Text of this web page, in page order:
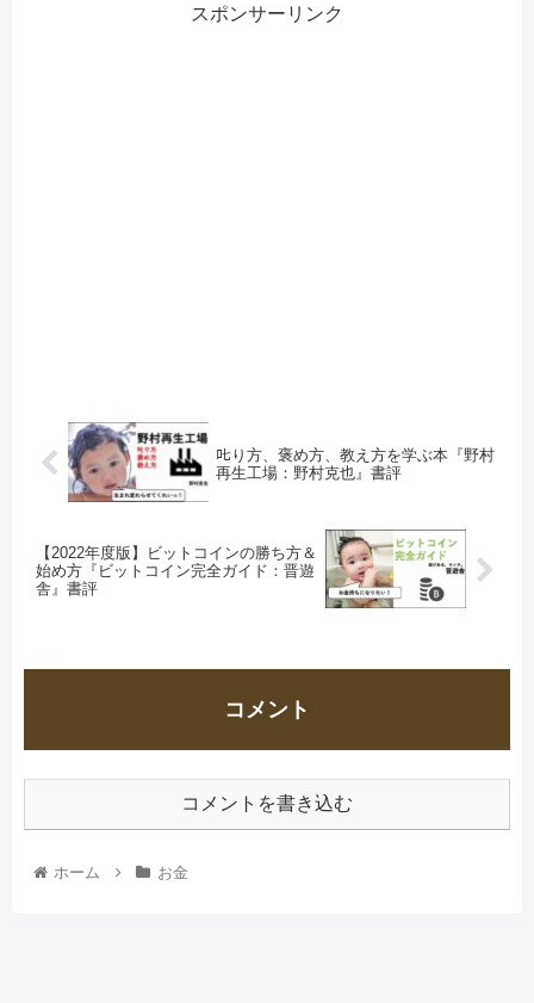
スポンサーリンク
𠮟り方、褒め方、教え方を学ぶ本『野村
再生工場：野村克也』書評
【2022年度版】ビットコインの勝ち方＆
始め方『ビットコイン完全ガイド：晋遊
舎』書評
コメント
コメントを書き込む
ホーム お金